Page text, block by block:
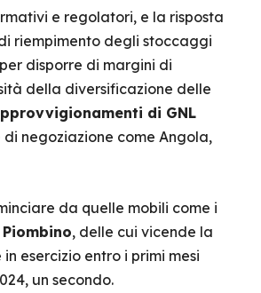
e regolatori, e la risposta
riempimento degli stoccaggi
disporre di margini di
della diversificazione delle
di GNL
negoziazione come Angola,
da quelle mobili come i
Piombino, delle cui vicende la
esercizio entro i primi mesi
un secondo.